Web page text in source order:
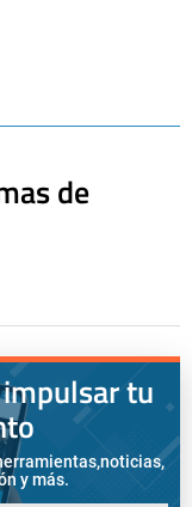
de
tu
noticias,
y más.